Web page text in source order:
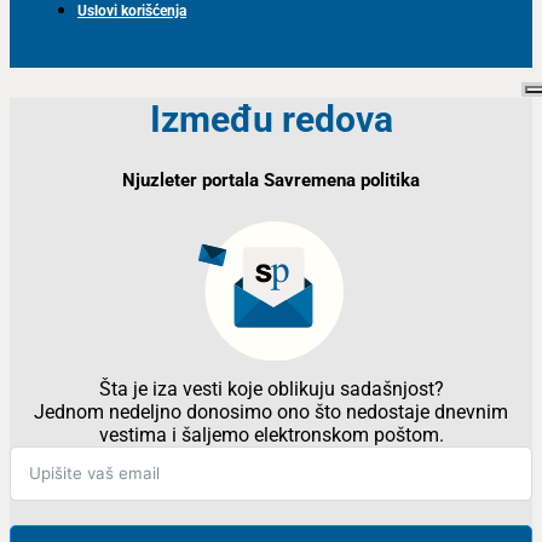
Uslovi korišćenja
Između redova
Njuzleter portala Savremena politika
Šta je iza vesti koje oblikuju sadašnjost?
Jednom nedeljno donosimo ono što nedostaje dnevnim
vestima i šaljemo elektronskom poštom.